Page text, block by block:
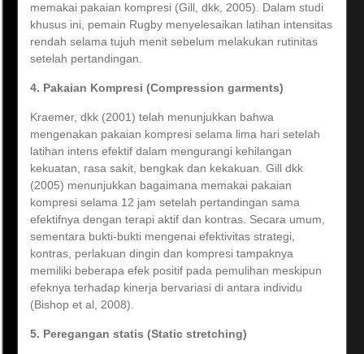
memakai pakaian kompresi (Gill, dkk, 2005). Dalam studi
khusus ini, pemain Rugby menyelesaikan latihan intensitas
rendah selama tujuh menit sebelum melakukan rutinitas
setelah pertandingan.
4. Pakaian Kompresi (Compression garments)
Kraemer, dkk (2001) telah menunjukkan bahwa
mengenakan pakaian kompresi selama lima hari setelah
latihan intens efektif dalam mengurangi kehilangan
kekuatan, rasa sakit, bengkak dan kekakuan. Gill dkk
(2005) menunjukkan bagaimana memakai pakaian
kompresi selama 12 jam setelah pertandingan sama
efektifnya dengan terapi aktif dan kontras. Secara umum,
sementara bukti-bukti mengenai efektivitas strategi,
kontras, perlakuan dingin dan kompresi tampaknya
memiliki beberapa efek positif pada pemulihan meskipun
efeknya terhadap kinerja bervariasi di antara individu
(Bishop et al, 2008).
5. Peregangan statis (Static stretching)